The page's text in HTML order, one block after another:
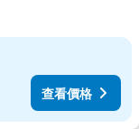
查看價格